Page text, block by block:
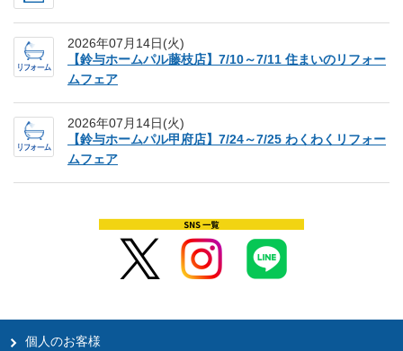
2026年07月14日(火)
【鈴与ホームパル藤枝店】7/10～7/11 住まいのリフォー
ムフェア
2026年07月14日(火)
【鈴与ホームパル甲府店】7/24～7/25 わくわくリフォー
ムフェア
個人のお客様